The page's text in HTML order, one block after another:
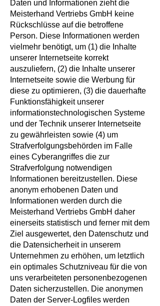
Daten und Informationen zieht die
Meisterhand Vertriebs GmbH keine
Rückschlüsse auf die betroffene
Person. Diese Informationen werden
vielmehr benötigt, um (1) die Inhalte
unserer Internetseite korrekt
auszuliefern, (2) die Inhalte unserer
Internetseite sowie die Werbung für
diese zu optimieren, (3) die dauerhafte
Funktionsfähigkeit unserer
informationstechnologischen Systeme
und der Technik unserer Internetseite
zu gewährleisten sowie (4) um
Strafverfolgungsbehörden im Falle
eines Cyberangriffes die zur
Strafverfolgung notwendigen
Informationen bereitzustellen. Diese
anonym erhobenen Daten und
Informationen werden durch die
Meisterhand Vertriebs GmbH daher
einerseits statistisch und ferner mit dem
Ziel ausgewertet, den Datenschutz und
die Datensicherheit in unserem
Unternehmen zu erhöhen, um letztlich
ein optimales Schutzniveau für die von
uns verarbeiteten personenbezogenen
Daten sicherzustellen. Die anonymen
Daten der Server-Logfiles werden